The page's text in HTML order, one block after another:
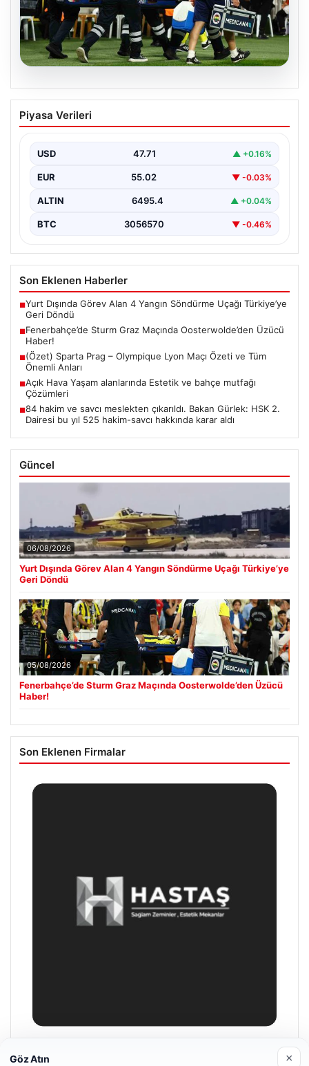
05.08.2026
Fenerbahçe’de Sturm Graz Maçında
Oosterwolde’den Üzücü Haber!
gerçekleşen heyecan dolu mücadelede Fenerbahçe'nin
Sturm Graz…
Piyasa Verileri
USD 47.71 ▲ +0.16%
EUR 55.02 ▼ -0.03%
ALTIN 6495.4 ▲ +0.04%
BTC 3056570 ▼ -0.46%
Son Eklenen Haberler
■Yurt Dışında Görev Alan 4 Yangın Söndürme Uçağı Türkiye’ye
Geri Döndü
■Fenerbahçe’de Sturm Graz Maçında Oosterwolde’den Üzücü
Haber!
■(Özet) Sparta Prag – Olympique Lyon Maçı Özeti ve Tüm
Önemli Anları
■Açık Hava Yaşam alanlarında Estetik ve bahçe mutfağı
Çözümleri
■84 hakim ve savcı meslekten çıkarıldı. Bakan Gürlek: HSK 2.
Dairesi bu yıl 525 hakim-savcı hakkında karar aldı
Güncel
06/08/2026
Yurt Dışında Görev Alan 4 Yangın Söndürme Uçağı Türkiye’ye
Geri Döndü
05/08/2026
Fenerbahçe’de Sturm Graz Maçında Oosterwolde’den Üzücü
Haber!
Son Eklenen Firmalar
Enes Kaplan Avukatlık Bürosu
Göz Atın ×